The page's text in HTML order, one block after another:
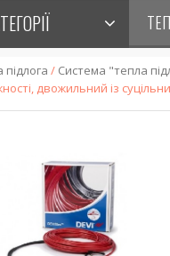
підлога / Система "тепла
двожильний із